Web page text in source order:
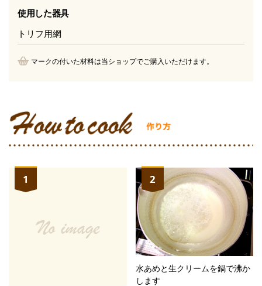
使用した器具
トリフ用網
マークの付いた材料は当ショップでご購入いただけます。
1 2
水あめと生クリームを鍋で沸か
します